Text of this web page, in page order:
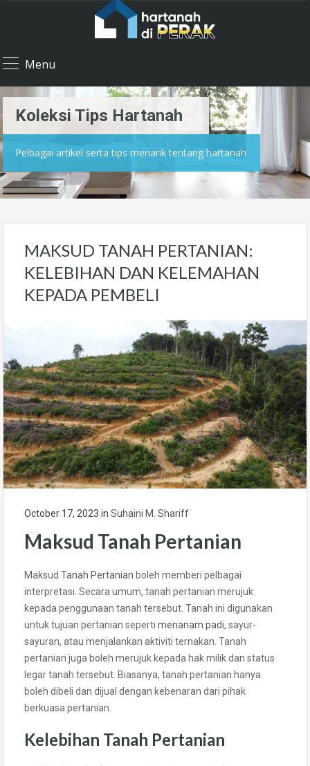
Menu
Koleksi Tips Hartanah
Pelbagai artikel serta tips menarik tentang hartanah
MAKSUD TANAH PERTANIAN:
KELEBIHAN DAN KELEMAHAN
KEPADA PEMBELI
October 17, 2023 in Suhaini M. Shariff
Maksud Tanah Pertanian
Maksud Tanah Pertanian boleh memberi pelbagai
interpretasi. Secara umum, tanah pertanian merujuk
kepada penggunaan tanah tersebut. Tanah ini digunakan
untuk tujuan pertanian seperti menanam padi, sayur-
sayuran, atau menjalankan aktiviti ternakan. Tanah
pertanian juga boleh merujuk kepada hak milik dan status
legar tanah tersebut. Biasanya, tanah pertanian hanya
boleh dibeli dan dijual dengan kebenaran dari pihak
berkuasa pertanian.
Kelebihan Tanah Pertanian